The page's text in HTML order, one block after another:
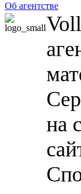
Об агентстве
на